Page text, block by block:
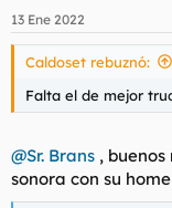
13 Ene 2022
Caldoset rebuznó:
Falta el de mejor
@Sr. Brans ,
sonora con su